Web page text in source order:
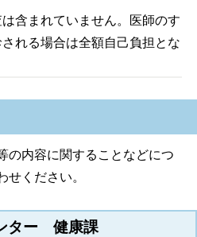
含まれていません。医師のす
れる場合は全額自己負担とな
内容に関することなどにつ
せください。
ター 健康課